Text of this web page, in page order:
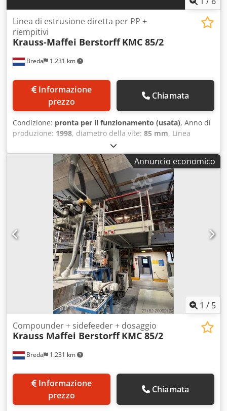
Breda 1.231 km
Linea di estrusione diretta per PP +
riempitivi
Krauss-Maffei Berstorff KMC 85/2
prezzo
Chiamata
Condizione: pronta per il funzionamento (usata), Anno di
produzione: 1998, diametro della vite: 85 mm, Linea
completa di estrusione. Su richiesta possono essere offerti
anche singoli componenti. La linea è stata utilizzata per
realizzare tubi in PP riempiti di gesso e solfato di bario.
Parti: - Dosaggio Colortronic a 4 componenti (nuovo
controllo nel 2017) - Berstorff KMC 85/2 (eliche rinnovate
nel 2019) - Alimentatore laterale - Controllo completo dei
dosaggi e dell'estrusore - Singolo rinvenimento dell'olio -
Pompa per sciogliere lo stomaco - Testa di estrusione
Krausmaffei da 40 a 160 mm (con vari set) - Serbatoio
sottovuoto Battenfeld V250VA - Bagno nebulizzato K250 VA
Battenfeld - Attrezzatura da traino C250 - 4 Sica Csdpfju
Rda Iex Ah Aorf - Sega CCM 32/170-2 Asta a rulli - Tavolo
basculante Battenfeld
Annuncio economico
1 / 5
Breda 1.231 km
Compounder + sidefeeder + dosaggio
Krauss Maffei Berstorff KMC 85/2
prezzo
Chiamata